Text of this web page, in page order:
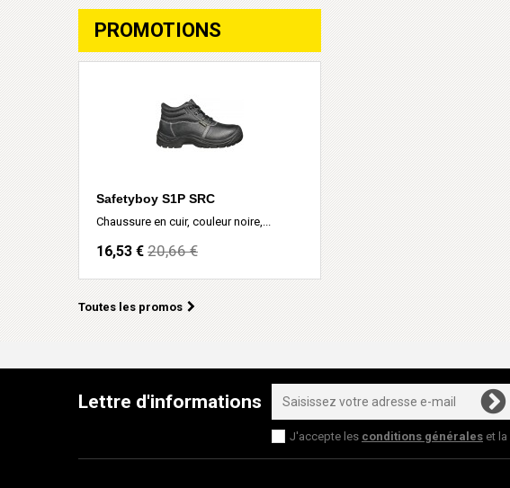
PROMOTIONS
Safetyboy S1P SRC
Chaussure en cuir, couleur noire,...
16,53 € 20,66 €
Toutes les promos
Lettre d'informations
J'accepte les conditions générales et la